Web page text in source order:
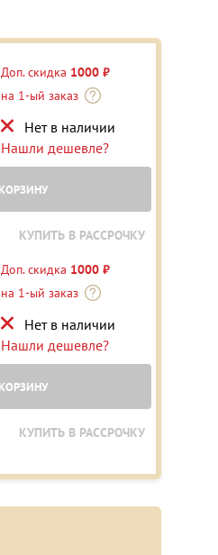
Доп. скидка 1000 ₽
на 1-ый заказ
Нет в наличии
Нашли дешевле?
КУПИТЬ В РАССРОЧКУ
Доп. скидка 1000 ₽
на 1-ый заказ
Нет в наличии
Нашли дешевле?
КУПИТЬ В РАССРОЧКУ